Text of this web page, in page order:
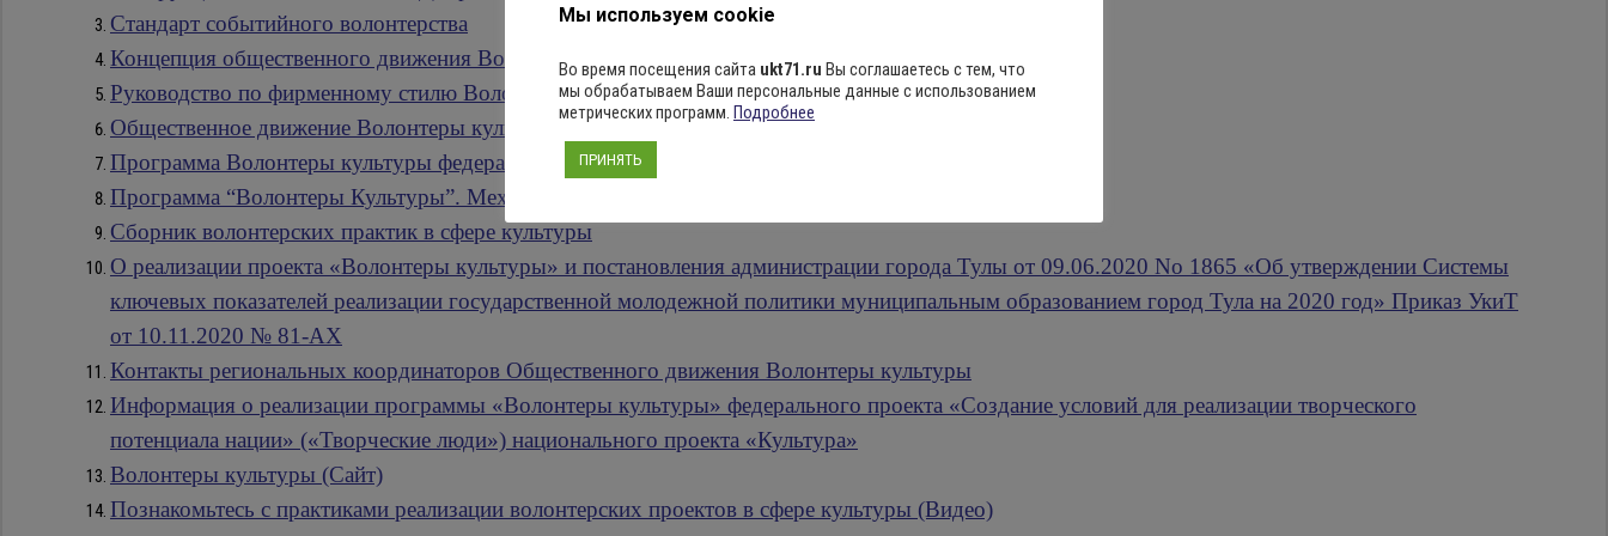
Стандарт событийного волонтерства
Концепция общественного движения Волонтеры культуры
Руководство по фирменному стилю Волонтеры культуры (Брендбук)
Общественное движение Волонтеры культуры (Презентация)
Программа Волонтеры культуры федерального проекта Творческие люди
Программа “Волонтеры Культуры”. Механизмы реализации (Презентация)
Сборник волонтерских практик в сфере культуры
О реализации проекта «Волонтеры культуры» и постановления администрации города Тулы от 09.06.2020 No 1865 «Об утверждении Системы
ключевых показателей реализации государственной молодежной политики муниципальным образованием город Тула на 2020 год» Приказ УкиТ
от 10.11.2020 № 81-АХ
Контакты региональных координаторов Общественного движения Волонтеры культуры
Информация о реализации программы «Волонтеры культуры» федерального проекта «Создание условий для реализации творческого
потенциала нации» («Творческие люди») национального проекта «Культура»
Волонтеры культуры (Сайт)
Познакомьтесь с практиками реализации волонтерских проектов в сфере культуры (Видео)
Мы используем cookie
Во время посещения сайта ukt71.ru Вы соглашаетесь с тем, что
мы обрабатываем Ваши персональные данные с использованием
метрических программ. Подробнее
ПРИНЯТЬ